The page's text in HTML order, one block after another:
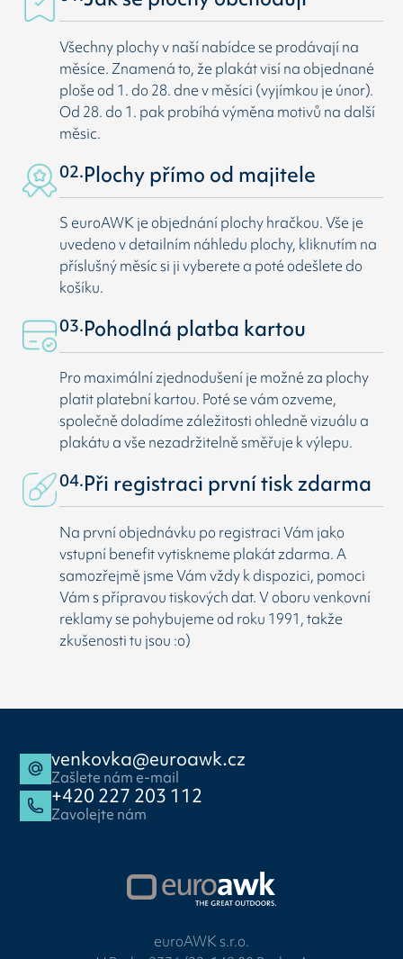
Všechny plochy v naší nabídce se prodávají na
měsíce. Znamená to, že plakát visí na objednané
ploše od 1. do 28. dne v měsíci (vyjímkou je únor).
Od 28. do 1. pak probíhá výměna motivů na další
měsic.
02.Plochy přímo od majitele
S euroAWK je objednání plochy hračkou. Vše je
uvedeno v detailním náhledu plochy, kliknutím na
příslušný měsíc si ji vyberete a poté odešlete do
košíku.
03.Pohodlná platba kartou
Pro maximální zjednodušení je možné za plochy
platit platební kartou. Poté se vám ozveme,
společně doladíme záležitosti ohledně vizuálu a
plakátu a vše nezadržitelně směřuje k výlepu.
04.Při registraci první tisk zdarma
Na první objednávku po registraci Vám jako
vstupní benefit vytiskneme plakát zdarma. A
samozřejmě jsme Vám vždy k dispozici, pomoci
Vám s přípravou tiskových dat. V oboru venkovní
reklamy se pohybujeme od roku 1991, takže
zkušenosti tu jsou :o)
venkovka@euroawk.cz
Zašlete nám e-mail
+420 227 203 112
Zavolejte nám
euroAWK s.r.o.